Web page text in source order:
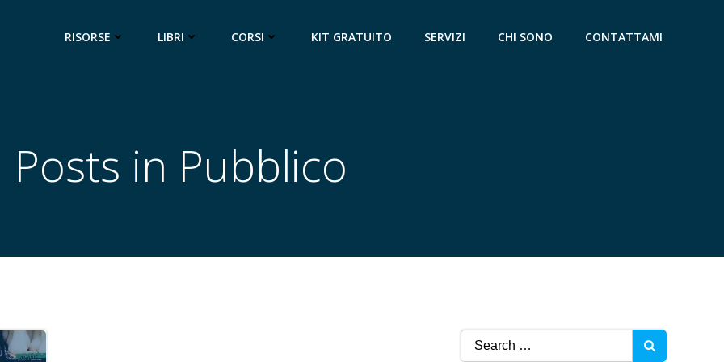
RISORSE LIBRI CORSI KIT GRATUITO SERVIZI CHI SONO CONTATTAMI
Posts in Pubblico
Search